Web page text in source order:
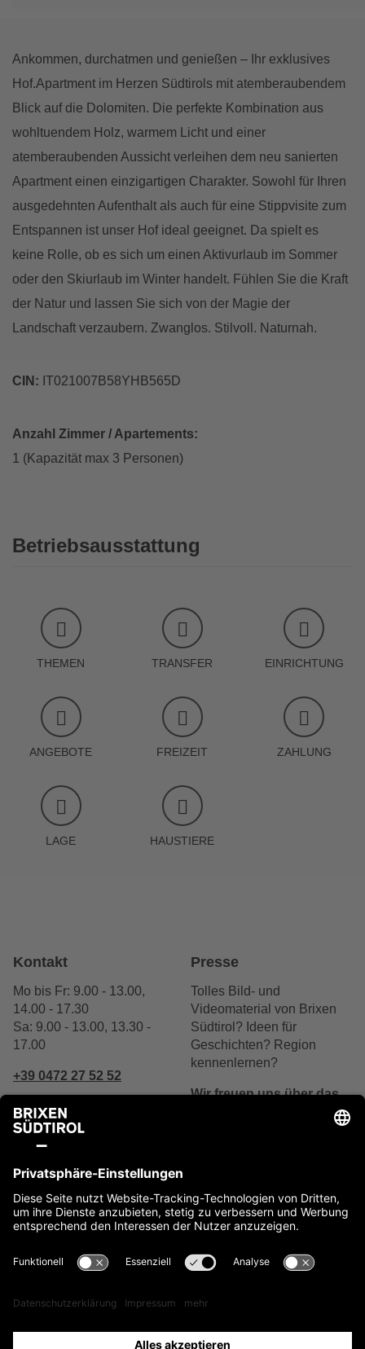
Ankommen, durchatmen und genießen – Ihr exklusives
Hof.Apartment im Herzen Südtirols mit atemberaubendem
Blick auf die Dolomiten. Die perfekte Kombination aus
wohltuendem Holz, warmem Licht und einer
atemberaubenden Aussicht verleihen dem neu sanierten
Apartment einen einzigartigen Charakter. Sowohl für Ihren
ausgedehnten Aufenthalt als auch für eine Stippvisite zum
Entspannen ist unser Hof ideal geeignet. Da spielt es
keine Rolle, ob es sich um einen Aktivurlaub im Sommer
oder den Skiurlaub im Winter handelt. Fühlen Sie die Kraft
der Natur und lassen Sie sich von der Magie der
Landschaft verzaubern. Zwanglos. Stilvoll. Naturnah.
CIN: IT021007B58YHB565D
Anzahl Zimmer / Apartements:
1 (Kapazität max 3 Personen)
Betriebsausstattung
THEMEN TRANSFER EINRICHTUNG
ANGEBOTE FREIZEIT ZAHLUNG
LAGE HAUSTIERE
Kontakt
Mo bis Fr: 9.00 - 13.00,
14.00 - 17.30
Sa: 9.00 - 13.00, 13.30 -
17.00
+39 0472 27 52 52
Schreibe uns
Presse
Tolles Bild- und
Videomaterial von Brixen
Südtirol? Ideen für
Geschichten? Region
kennenlernen?
Wir freuen uns über das
Impressum Cookies Privacy
Sitemap